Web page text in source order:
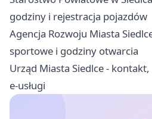
godziny i rejestracja pojazdów
Agencja Rozwoju Miasta
sportowe i godziny otwarcia
Urząd Miasta Siedlce -
e-usługi